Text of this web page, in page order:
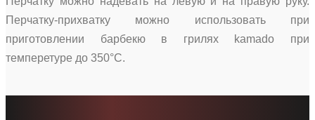
Перчатку-прихватку можно использовать при
приготовлении барбекю в грилях kamado при
темперетуре до 350°С.